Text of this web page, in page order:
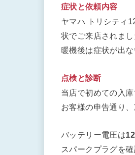
症状と依頼内容
ヤマハ トリシティ
状でご来店されまし
暖機後は症状が出
点検と診断
当店で初めての入
お客様の申告通り
バッテリー電圧は
スパークプラグを